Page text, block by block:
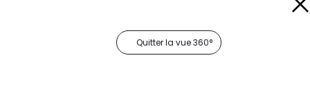
Quitter la vue 360°